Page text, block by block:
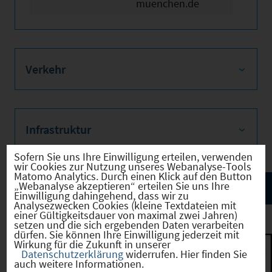
muenchen.de
Verkehr
Infrastruktur
München(09162000)
Sofern Sie uns Ihre Einwilligung erteilen, verwenden
wir Cookies zur Nutzung unseres Webanalyse-Tools
Matomo Analytics. Durch einen Klick auf den Button
„Webanalyse akzeptieren“ erteilen Sie uns Ihre
Einwilligung dahingehend, dass wir zu
Analysezwecken Cookies (kleine Textdateien mit
einer Gültigkeitsdauer von maximal zwei Jahren)
setzen und die sich ergebenden Daten verarbeiten
dürfen. Sie können Ihre Einwilligung jederzeit mit
Wirkung für die Zukunft in unserer
Datenschutzerklärungwiderrufen. Hier finden Sie
auch weitere Informationen.